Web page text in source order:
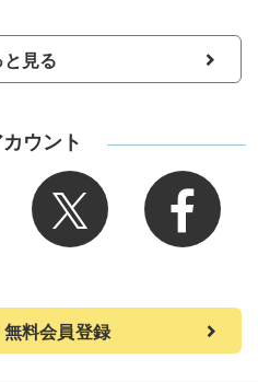
と見る
ウント
無料会員登録